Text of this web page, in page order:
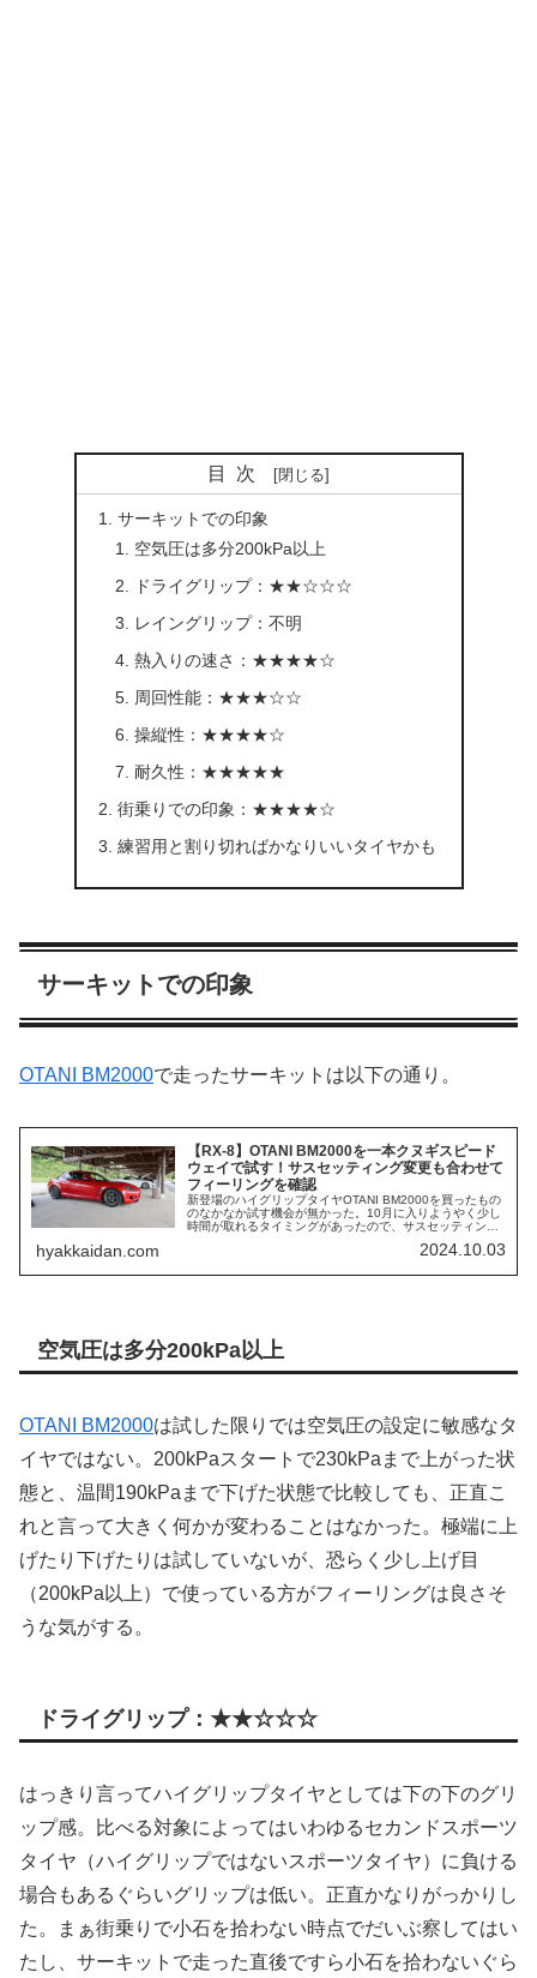
目次
サーキットでの印象
空気圧は多分200kPa以上
ドライグリップ：★★☆☆☆
レイングリップ：不明
熱入りの速さ：★★★★☆
周回性能：★★★☆☆
操縦性：★★★★☆
耐久性：★★★★★
街乗りでの印象：★★★★☆
練習用と割り切ればかなりいいタイヤかも
サーキットでの印象
OTANI BM2000で走ったサーキットは以下の通り。
【RX-8】OTANI BM2000を一本クヌギスピード
ウェイで試す！サスセッティング変更も合わせて
フィーリングを確認
新登場のハイグリップタイヤOTANI BM2000を買ったもの
のなかなか試す機会が無かった。10月に入りようやく少し
時間が取れるタイミングがあったので、サスセッティング
hyakkaidan.com 2024.10.03
空気圧は多分200kPa以上
OTANI BM2000は試した限りでは空気圧の設定に敏感なタ
イヤではない。200kPaスタートで230kPaまで上がった状
態と、温間190kPaまで下げた状態で比較しても、正直こ
れと言って大きく何かが変わることはなかった。極端に上
げたり下げたりは試していないが、恐らく少し上げ目
（200kPa以上）で使っている方がフィーリングは良さそ
うな気がする。
ドライグリップ：★★☆☆☆
はっきり言ってハイグリップタイヤとしては下の下のグリ
ップ感。比べる対象によってはいわゆるセカンドスポーツ
タイヤ（ハイグリップではないスポーツタイヤ）に負ける
場合もあるぐらいグリップは低い。正直かなりがっかりし
た。まぁ街乗りで小石を拾わない時点でだいぶ察してはい
たし、サーキットで走った直後ですら小石を拾わないぐら